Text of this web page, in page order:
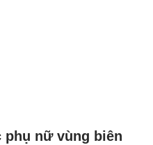
phụ nữ vùng biên